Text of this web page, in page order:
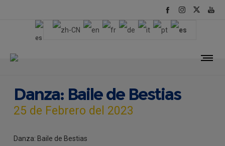
Danza: Baile de Bestias
25 de Febrero del 2023
Danza: Baile de Bestias